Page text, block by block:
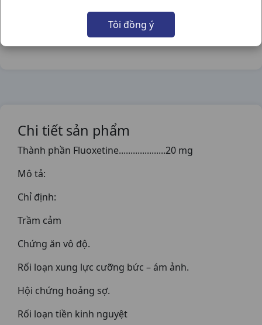
Tôi đồng ý
Chia sẻ qua mạng xã hội:
Chi tiết sản phẩm
Thành phần Fluoxetine....................20 mg
Mô tả:
Chỉ định:
Trầm cảm
Chứng ăn vô độ.
Rối loạn xung lực cưỡng bức – ám ảnh.
Hội chứng hoảng sợ.
Rối loạn tiền kinh nguyệt